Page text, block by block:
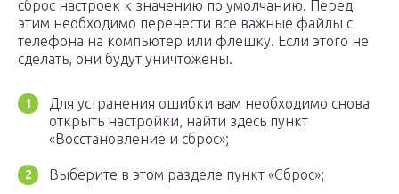
сброс настроек к значению по умолчанию. Перед
этим необходимо перенести все важные файлы с
телефона на компьютер или флешку. Если этого не
сделать, они будут уничтожены.
Для устранения ошибки вам необходимо снова
открыть настройки, найти здесь пункт
«Восстановление и сброс»;
Выберите в этом разделе пункт «Сброс»;